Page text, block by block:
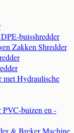
buisshredder
Zakken Shredder
met Hydraulische
PVC-buizen en -
& Breker Machine